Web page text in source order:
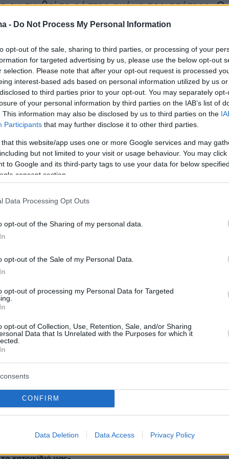
- Do Not Process My Personal Information
opt-out of the sale, sharing to third parties, or processing of your
for targeted advertising by us, please use the below opt-out
selection. Please note that after your opt-out request is processed
interest-based ads based on personal information utilized by us
to third parties prior to your opt-out. You may separately
of your personal information by third parties on the IAB’s list of
This information may also be disclosed by us to third parties on the
Participants that may further disclose it to other third parties.
that this website/app uses one or more Google services and may
but not limited to your visit or usage behaviour. You may
to Google and its third-party tags to use your data for below
consent section.
Data Processing Opt Outs
opt-out of the Sharing of my personal data.
opt-out of the Sale of my Personal Data.
opt-out of processing my Personal Data for Targeted
opt-out of Collection, Use, Retention, Sale, and/or Sharing
Data that Is Unrelated with the Purposes for which it
CONFIRM
Data Deletion Data Access Privacy Policy
ενισχυθεί το ρόστερ ακόμα περισσότερο. Ο
είναι ένα από τα ονόματα που έχουν
βρίσκεται στην κορυφή της λίσταςγια
των άκρων της μεσοεπιθετικής γραμμής και
ότι η Γαλατά θα προσπαθήσει να πάρει το
παίκτη και να «λυγίσει» τις απαιτήσεις της
οι οποίες δεν αποκλείεται να ξεπεράσουν
είναι τόσο απλό για τη Γαλατασαράι καθώς
μάτια από ομάδων του τοπ-5 της
εφόσον ο Έλληνας ποδοσφαιριστής θέλει
μεγάλο βήμα, δεν θα είναι τόσο εύκολο
στοProtothema.gr
Ειδήσεις
προβλημάτων ασφαλείας στο νέο